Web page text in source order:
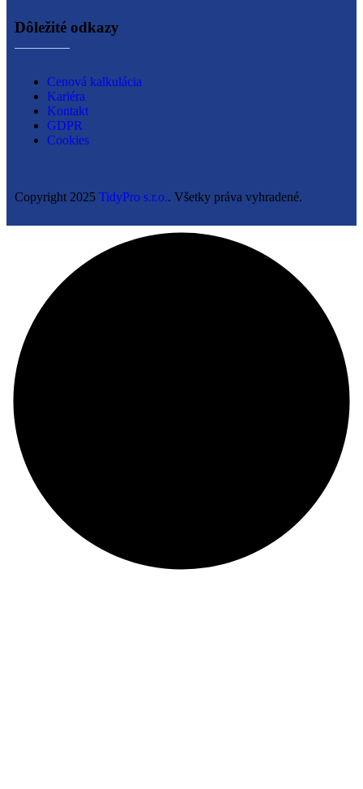
Dôležité odkazy
Cenová kalkulácia
Kariéra
Kontakt
GDPR
Cookies
Copyright 2025 TidyPro s.r.o.. Všetky práva vyhradené.